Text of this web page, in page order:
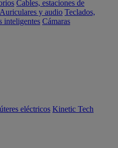
Cables, estaciones de
Auriculares y audio Teclados,
inteligentes Cámaras
eléctricos Kinetic Tech